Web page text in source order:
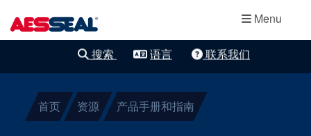
Menu
轴承保护器
集装式机械密
封
两部件密封
搜索 语言 联系我们
首页 资源 产品手册和指南